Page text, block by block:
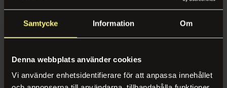
Samtycke Information Om
Denna webbplats använder cookies
Vi använder enhetsidentifierare för att anpassa innehållet
Pauseløsninger
Fruktkurver
Service & Trivsel
Gjenvinning
Karriere
Miljø
Case
Nyheter & Inspirasjon